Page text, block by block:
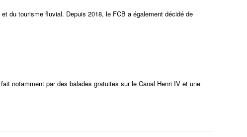
du tourisme fluvial. Depuis 2018, le FCB a également décidé de
notamment par des balades gratuites sur le Canal Henri IV et une